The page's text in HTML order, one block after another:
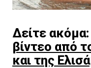
Δείτε ακόμα:
βίντεο από
και της